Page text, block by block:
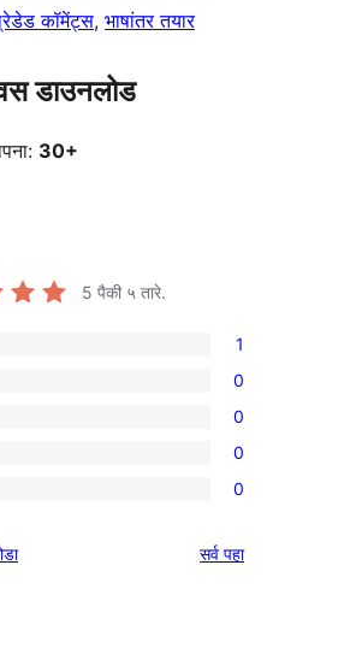
कॉमेंट्स, भाषांतर तयार
डाउनलोड
30+
5 पैकी ५ तारे.
1
0
0
0
0
सर्वपुनरावलोकने
पहा